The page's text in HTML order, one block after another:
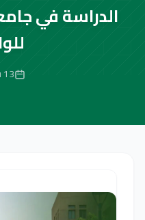
الدراسة في
13 فبراير 2026